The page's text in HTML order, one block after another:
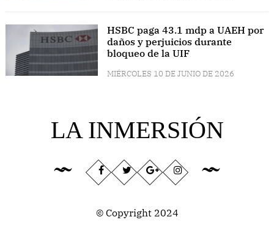
HSBC paga 43.1 mdp a UAEH por
daños y perjuicios durante
bloqueo de la UIF
MIÉRCOLES 10 DE JUNIO DE 2026
LA INMERSIÓN
© Copyright 2024